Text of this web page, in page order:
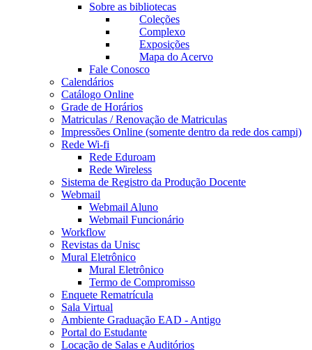
Sobre as bibliotecas
Coleções
Complexo
Exposições
Mapa do Acervo
Fale Conosco
Calendários
Catálogo Online
Grade de Horários
Matriculas / Renovação de Matriculas
Impressões Online (somente dentro da rede dos campi)
Rede Wi-fi
Rede Eduroam
Rede Wireless
Sistema de Registro da Produção Docente
Webmail
Webmail Aluno
Webmail Funcionário
Workflow
Revistas da Unisc
Mural Eletrônico
Mural Eletrônico
Termo de Compromisso
Enquete Rematrícula
Sala Virtual
Ambiente Graduação EAD - Antigo
Portal do Estudante
Locação de Salas e Auditórios